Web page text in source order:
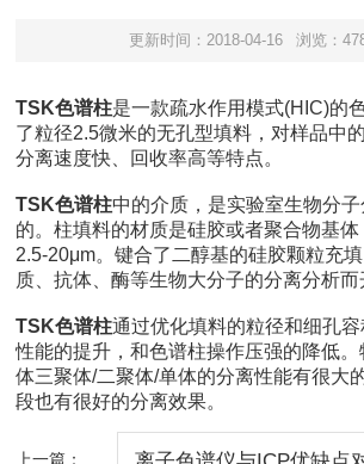
更新时间：2018-04-16 浏览：
TSK色谱柱是一款疏水作用模式(HIC)的
了粒径2.5微米的无孔型填料，对样品中
分离速度快、回收率高等特点。
TSK色谱柱中的介质，是实验室生物分
的。柱填料的材质是硅胶或者聚合物基
2.5-20μm。键合了二醇基的硅胶颗粒充
质、抗体、酶等生物大分子的分离分析而
TSK色谱柱通过优化填料的粒径和细孔
性能的提升，和色谱柱操作压强的降低
体三聚体/二聚体/单体的分离性能有很大
段也有很好的分离效果。
上一篇：